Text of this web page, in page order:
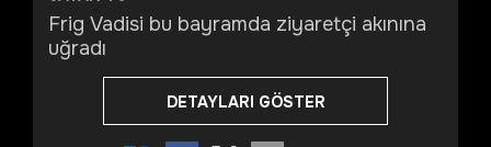
Frig Vadisi bu bayramda ziyaretçi akınına
uğradı
DETAYLARI GÖSTER